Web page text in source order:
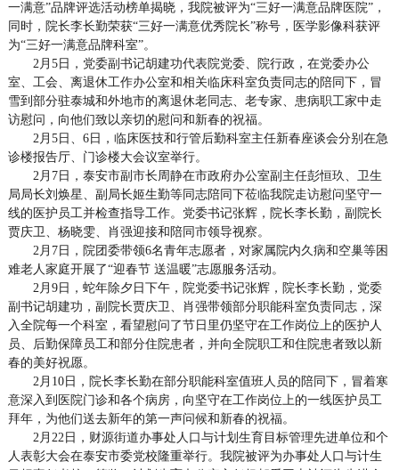
一满意”品牌评选活动榜单揭晓，我院被评为“三好一满意品牌医院”，
同时，院长李长勤荣获“三好一满意优秀院长”称号，医学影像科获评
为“三好一满意品牌科室”。
2月5日，党委副书记胡建功代表院党委、院行政，在党委办公
室、工会、离退休工作办公室和相关临床科室负责同志的陪同下，冒
雪到部分驻泰城和外地市的离退休老同志、老专家、患病职工家中走
访慰问，向他们致以亲切的慰问和新春的祝福。
2月5日、6日，临床医技和行管后勤科室主任新春座谈会分别在急
诊楼报告厅、门诊楼大会议室举行。
2月7日，泰安市副市长周静在市政府办公室副主任彭恒玖、卫生
局局长刘焕星、副局长姬生勤等同志陪同下莅临我院走访慰问坚守一
线的医护员工并检查指导工作。党委书记张辉，院长李长勤，副院长
贾庆卫、杨晓雯、肖强迎接和陪同市领导视察。
2月7日，院团委带领6名青年志愿者，对家属院内久病和空巢等困
难老人家庭开展了“迎春节 送温暖”志愿服务活动。
2月9日，蛇年除夕日下午，院党委书记张辉，院长李长勤，党委
副书记胡建功，副院长贾庆卫、肖强带领部分职能科室负责同志，深
入全院每一个科室，看望慰问了节日里仍坚守在工作岗位上的医护人
员、后勤保障员工和部分住院患者，并向全院职工和住院患者致以新
春的美好祝愿。
2月10日，院长李长勤在部分职能科室值班人员的陪同下，冒着寒
意深入到医院门诊和各个病房，向坚守在工作岗位上的一线医护员工
拜年，为他们送去新年的第一声问候和新春的祝福。
2月22日，财源街道办事处人口与计划生育目标管理先进单位和个
人表彰大会在泰安市委党校隆重举行。我院被评为办事处人口与计生